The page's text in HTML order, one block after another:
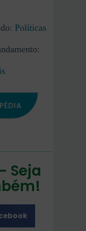
Políticas
Seja